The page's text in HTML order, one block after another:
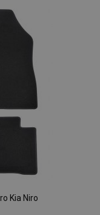
oblíbeným
Kia Niro